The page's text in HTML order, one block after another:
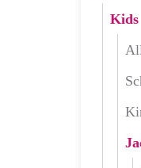
Kids